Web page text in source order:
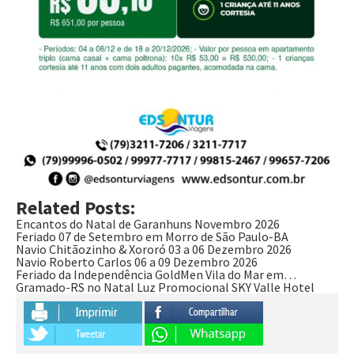
Related Posts:
Encantos do Natal de Garanhuns Novembro 2026
Feriado 07 de Setembro em Morro de São Paulo-BA
Navio Chitãozinho & Xororó 03 a 06 Dezembro 2026
Navio Roberto Carlos 06 a 09 Dezembro 2026
Feriado da Independência GoldMen Vila do Mar em…
Gramado-RS no Natal Luz Promocional SKY Valle Hotel